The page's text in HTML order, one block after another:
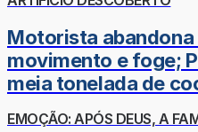
Motorista abandona
movimento e foge;
meia tonelada de
EMOÇÃO: APÓS DEUS, A